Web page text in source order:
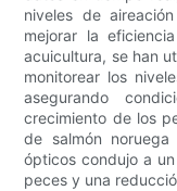
niveles de
mejorar la
acuicultura, se han
monitorear los
asegurando
crecimiento de los
de salmón
ópticos condujo a
peces y una